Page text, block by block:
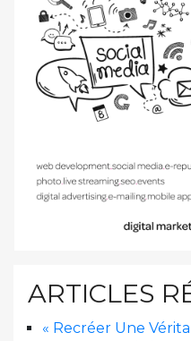
ARTICLES
« Recréer Une